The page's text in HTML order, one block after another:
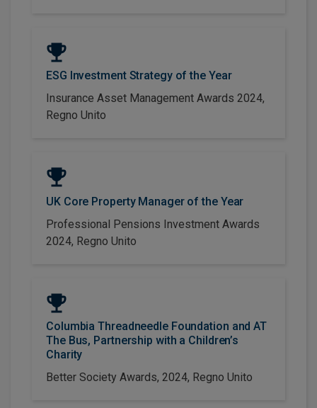
ESG Investment Strategy of the Year
Insurance Asset Management Awards 2024,
Regno Unito
UK Core Property Manager of the Year
Professional Pensions Investment Awards
2024, Regno Unito
Columbia Threadneedle Foundation and AT
The Bus, Partnership with a Children’s
Charity
Better Society Awards, 2024, Regno Unito